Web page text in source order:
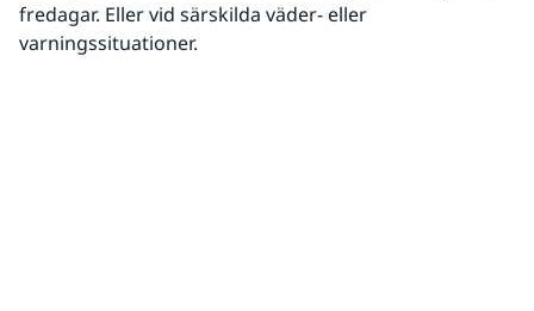
fredagar. Eller vid särskilda väder- eller
varningssituationer.